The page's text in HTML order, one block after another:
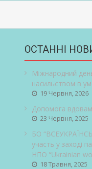
ОСТАННІ
Міжнародний
насильством в
19 Червня, 2026
Допомога вдовам
23 Червня, 2025
БО
участь у заході
НПО “Ukrainian
18 Травня, 2025